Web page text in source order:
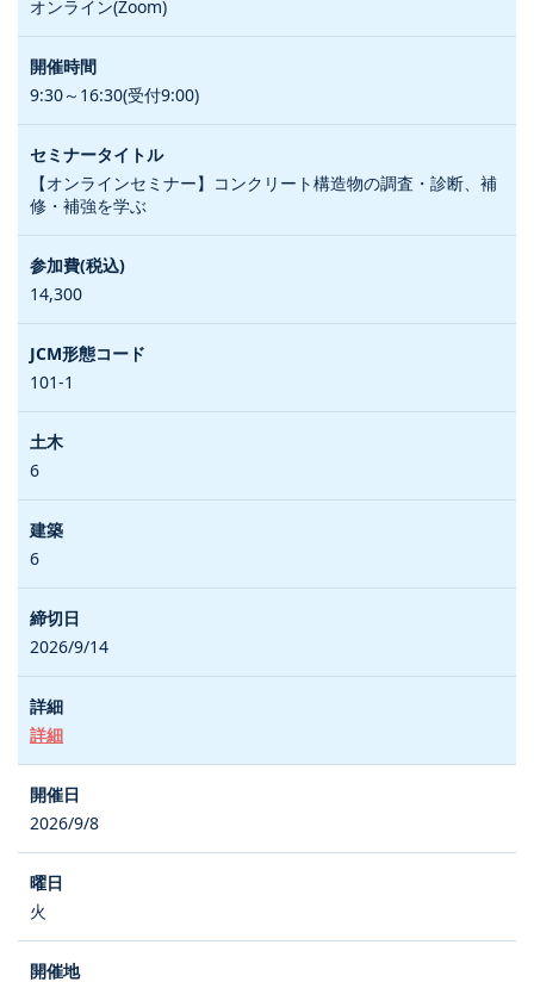
オンライン(Zoom)
9:30～16:30(受付9:00)
【オンラインセミナー】コンクリート構造物の調査・診断、補
修・補強を学ぶ
14,300
101-1
6
6
2026/9/14
詳細
2026/9/8
火